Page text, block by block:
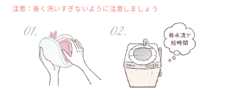
注意：長く洗いすぎないように注意しましょう